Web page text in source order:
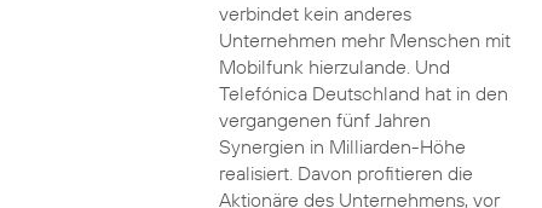
verbindet kein anderes
Unternehmen mehr Menschen mit
Mobilfunk hierzulande. Und
Telefónica Deutschland hat in den
vergangenen fünf Jahren
Synergien in Milliarden-Höhe
realisiert. Davon profitieren die
Aktionäre des Unternehmens, vor